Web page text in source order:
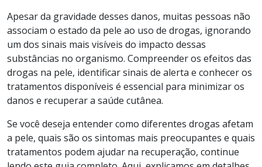
Apesar da gravidade desses danos, muitas pessoas não
associam o estado da pele ao uso de drogas, ignorando
um dos sinais mais visíveis do impacto dessas
substâncias no organismo. Compreender os efeitos das
drogas na pele, identificar sinais de alerta e conhecer os
tratamentos disponíveis é essencial para minimizar os
danos e recuperar a saúde cutânea.
Se você deseja entender como diferentes drogas afetam
a pele, quais são os sintomas mais preocupantes e quais
tratamentos podem ajudar na recuperação, continue